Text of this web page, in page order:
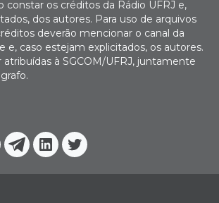
Telegram
Linkedin
Twitter
constar os créditos da Rádio UFRJ e,
dos autores. Para uso de arquivos
deverão mencionar o canal da
e, caso estejam explicitados, os autores.
à SGCOM/UFRJ, juntamente